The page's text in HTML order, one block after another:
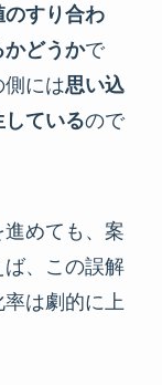
すり合わ
かどうかで
には思い込
ているので
めても、案
、この誤解
は劇的に上